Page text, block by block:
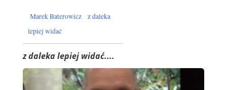
Marek Baterowicz
z daleka
lepiej widać
z daleka lepiej widać....